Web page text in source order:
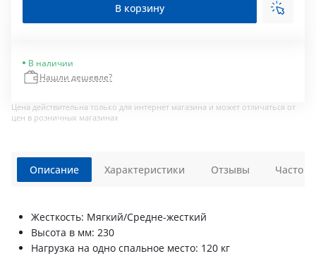
В корзину
В наличии
Нашли дешевле?
Цена действительна только для интернет магазина и может отличаться от
цен в розничных магазинах
Описание
Жесткость: Мягкий/Средне-жесткий
Высота в мм: 230
Нагрузка на одно спальное место: 120 кг
Характеристики Отзывы Часто